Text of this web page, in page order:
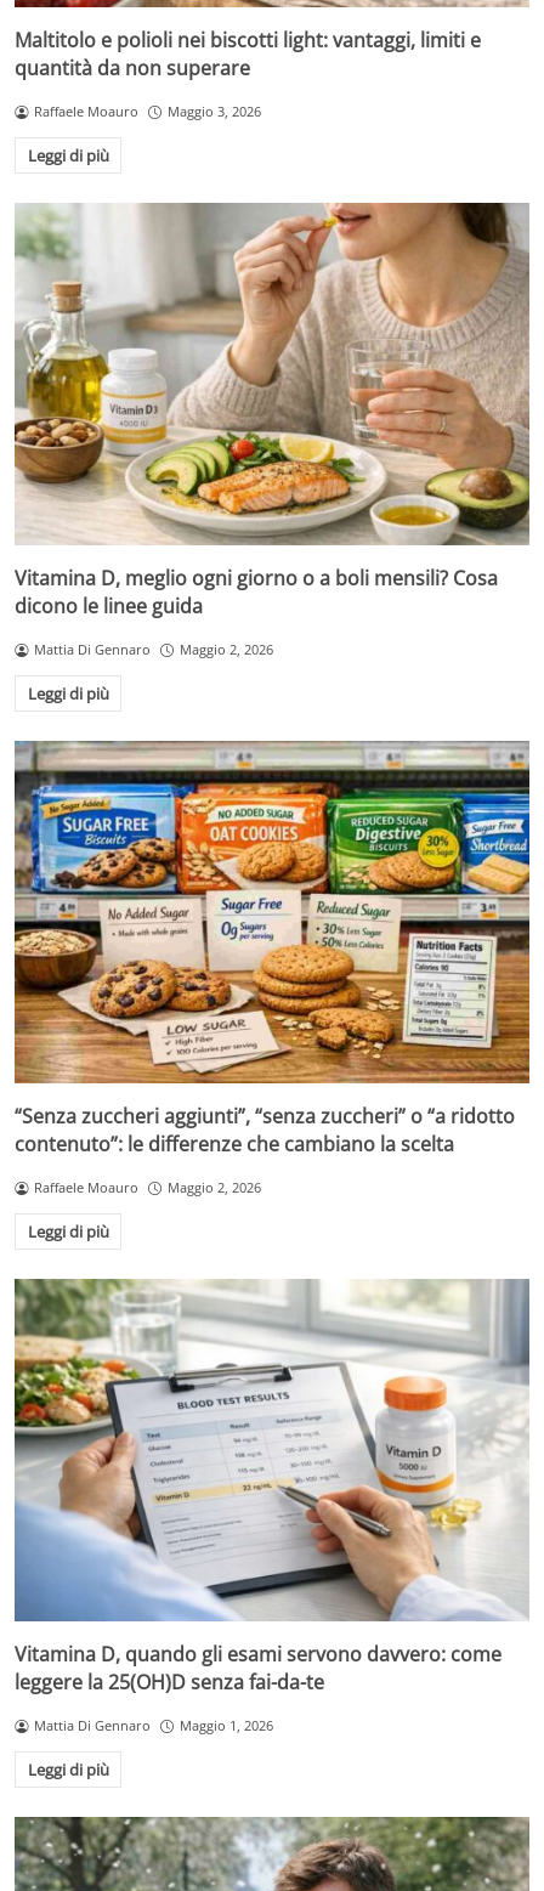
Maltitolo e polioli nei biscotti light: vantaggi, limiti e
quantità da non superare
Raffaele Moauro Maggio 3, 2026
Leggi di più
Vitamina D, meglio ogni giorno o a boli mensili? Cosa
dicono le linee guida
Mattia Di Gennaro Maggio 2, 2026
Leggi di più
“Senza zuccheri aggiunti”, “senza zuccheri” o “a ridotto
contenuto”: le differenze che cambiano la scelta
Raffaele Moauro Maggio 2, 2026
Leggi di più
Vitamina D, quando gli esami servono davvero: come
leggere la 25(OH)D senza fai-da-te
Mattia Di Gennaro Maggio 1, 2026
Leggi di più